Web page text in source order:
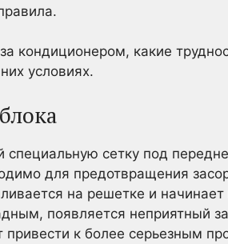
кондиционером, какие
условиях.
специальную сетку под
для предотвращения
на решетке и
появляется неприятный
к более серьезным